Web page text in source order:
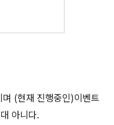
(현재 진행중인)이벤트
아니다.